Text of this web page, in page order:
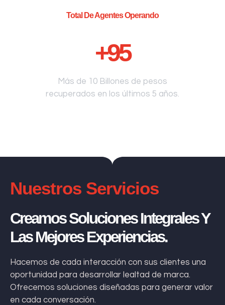
Total De Agentes Operando
+95
Más de 10 Billones de pesos
recuperados en los últimos 5 años.
Nuestros Servicios
Creamos Soluciones Integrales Y
Las Mejores Experiencias.
Hacemos de cada interacción con sus clientes una
oportunidad para desarrollar lealtad de marca.
Ofrecemos soluciones diseñadas para generar valor
en cada conversación.